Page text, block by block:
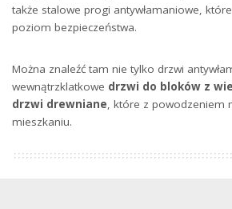
także stalowe progi antywłamaniowe,
poziom bezpieczeństwa.
Można znaleźć tam nie tylko drzwi
wewnątrzklatkowe drzwi do bloków z
drzwi drewniane, które z powodzeniem
mieszkaniu.